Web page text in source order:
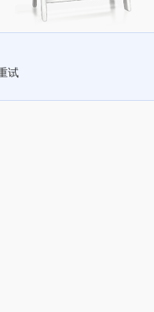
试